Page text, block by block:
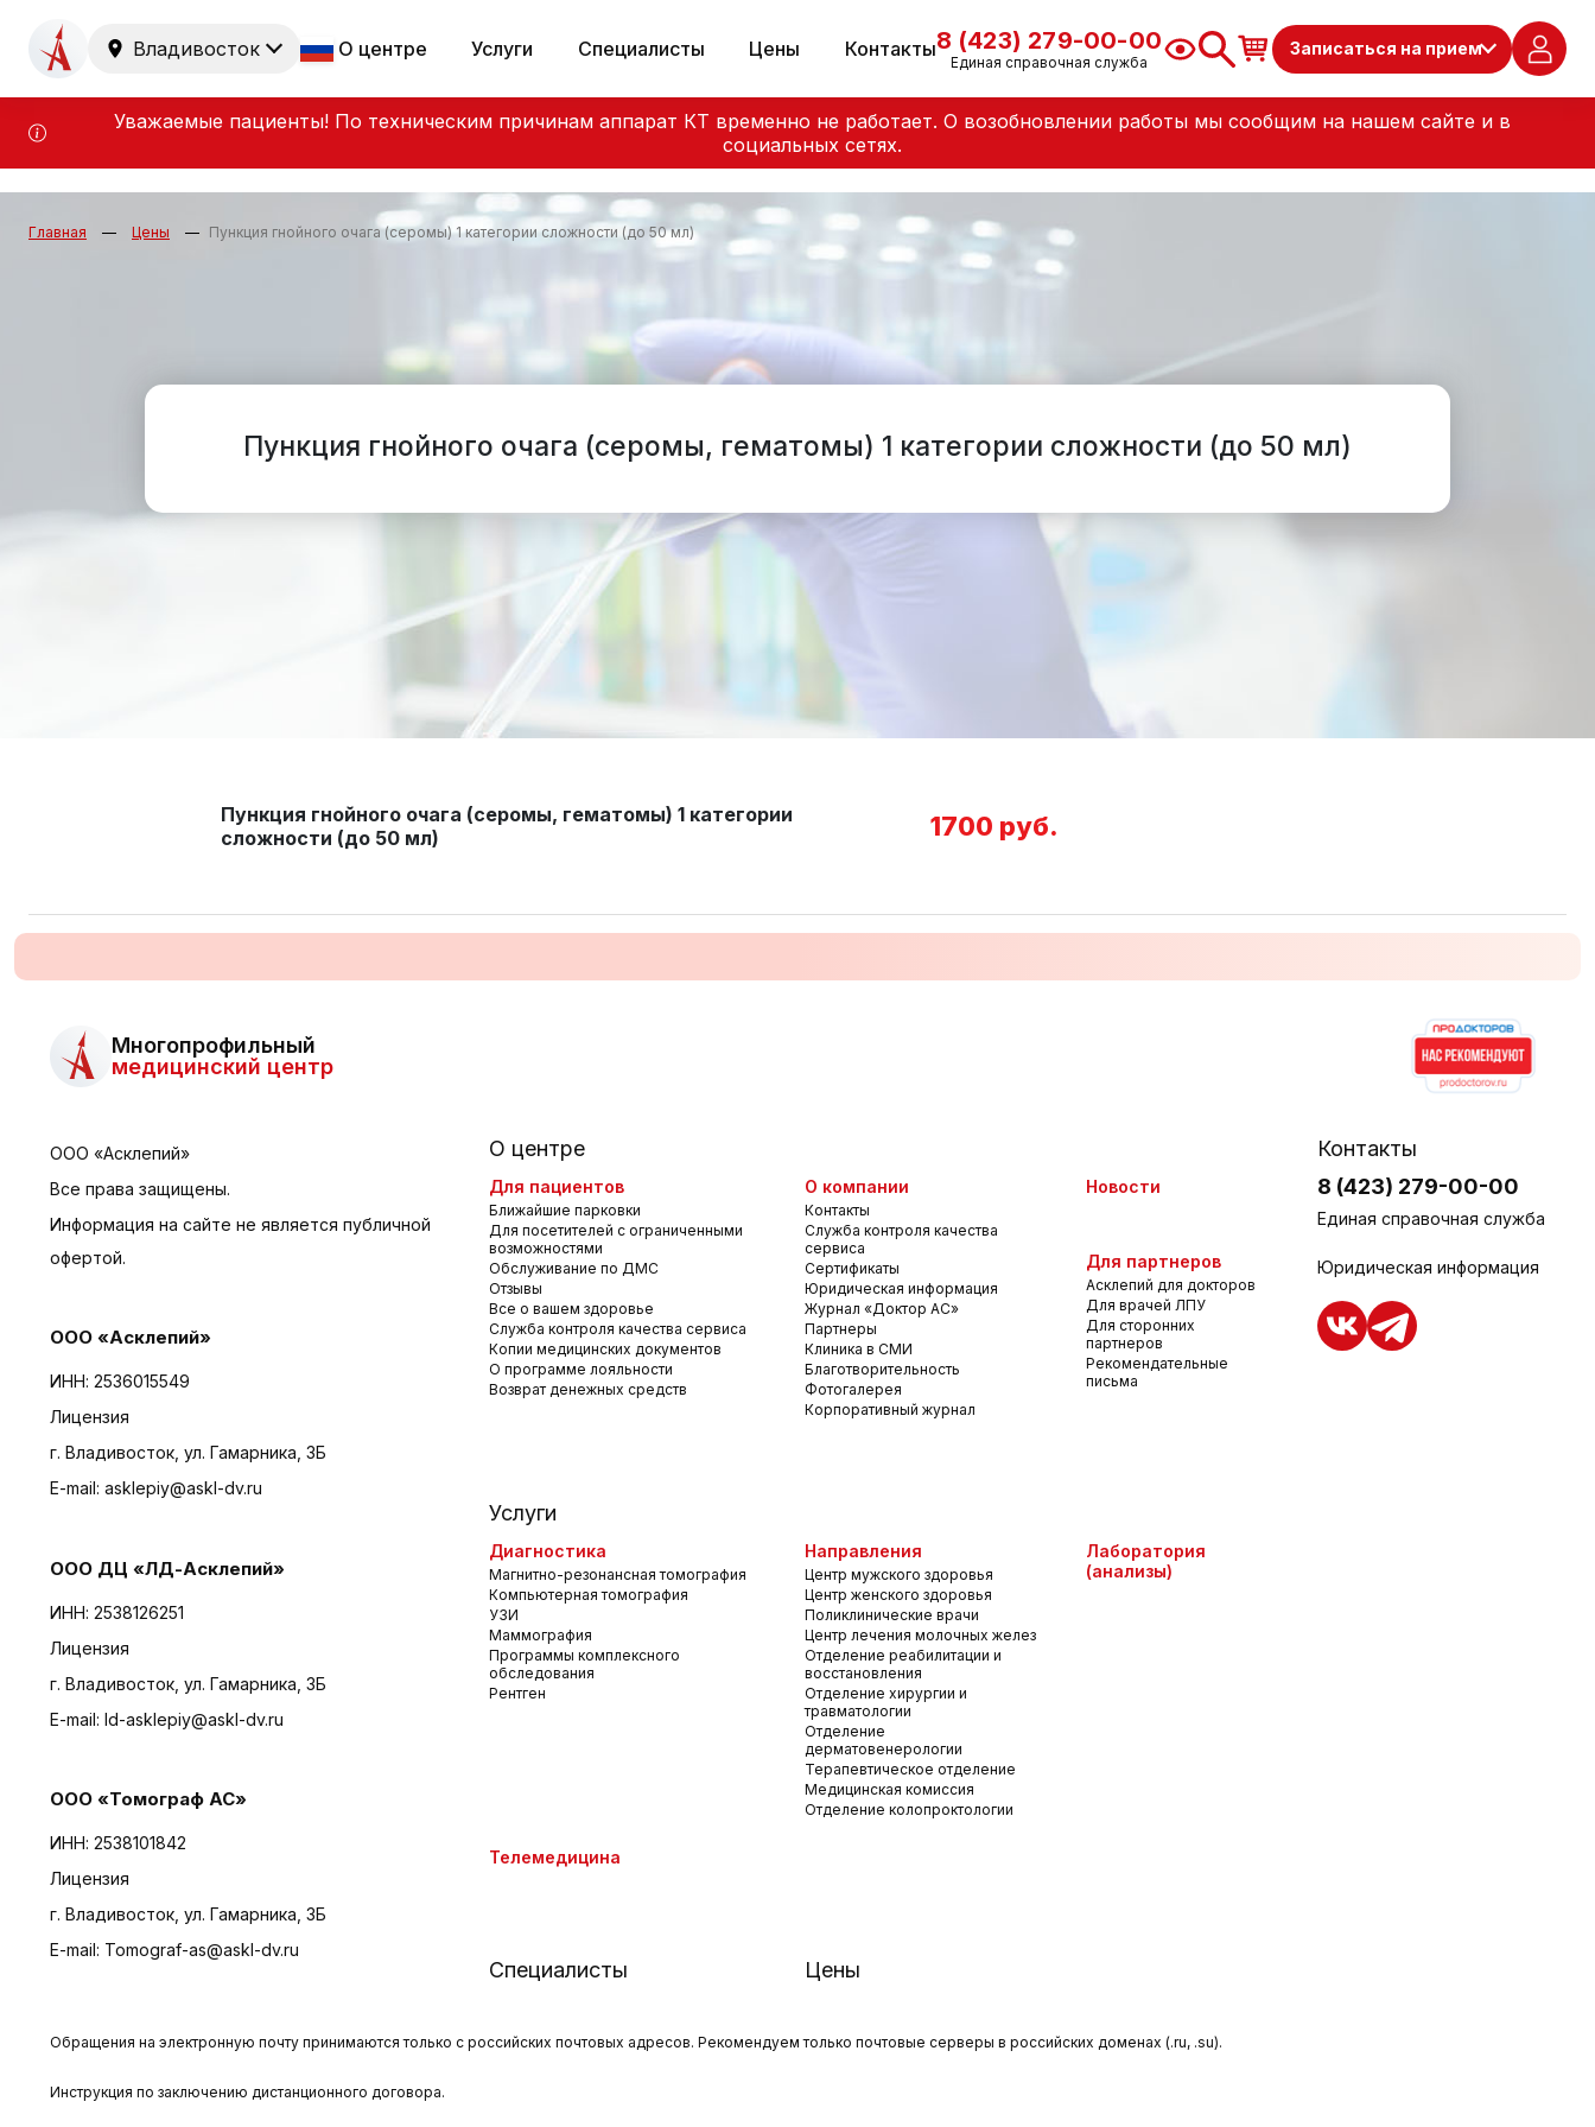
Уважаемые пациенты! По техническим причинам аппарат КТ временно не работает. О возобновлении работы мы сообщим на нашем сайте и в
социальных сетях.
Владивосток О центре Услуги Специалисты Цены Контакты8 (423) 279-00-00
Единая справочная служба
Записаться на прием
Главная Цены Пункция гнойного очага (серомы) 1 категории сложности (до 50 мл)
Пункция гнойного очага (серомы, гематомы) 1 категории сложности (до 50 мл)
Пункция гнойного очага (серомы, гематомы) 1 категории
сложности (до 50 мл)
1700 руб.
Многопрофильный
медицинский центр
ООО «Асклепий»
Все права защищены.
Информация на сайте не является публичной
офертой.
ООО «Асклепий»
ИНН: 2536015549
Лицензия
г. Владивосток, ул. Гамарника, 3Б
E-mail: asklepiy@askl-dv.ru
ООО ДЦ «ЛД-Асклепий»
ИНН: 2538126251
Лицензия
г. Владивосток, ул. Гамарника, 3Б
E-mail: ld-asklepiy@askl-dv.ru
ООО «Томограф АС»
ИНН: 2538101842
Лицензия
г. Владивосток, ул. Гамарника, 3Б
E-mail: Tomograf-as@askl-dv.ru
О центре
Для пациентов
Ближайшие парковки
Для посетителей с ограниченными
возможностями
Обслуживание по ДМС
Отзывы
Все о вашем здоровье
Служба контроля качества сервиса
Копии медицинских документов
О программе лояльности
Возврат денежных средств
О компании
Контакты
Служба контроля качества
сервиса
Сертификаты
Юридическая информация
Журнал «Доктор АС»
Партнеры
Клиника в СМИ
Благотворительность
Фотогалерея
Корпоративный журнал
Новости
Для партнеров
Асклепий для докторов
Для врачей ЛПУ
Для сторонних
партнеров
Рекомендательные
письма
Услуги
Диагностика
Магнитно-резонансная томография
Компьютерная томография
УЗИ
Маммография
Программы комплексного
обследования
Рентген
Направления
Центр мужского здоровья
Центр женского здоровья
Поликлинические врачи
Центр лечения молочных желез
Отделение реабилитации и
восстановления
Отделение хирургии и
травматологии
Отделение
дерматовенерологии
Терапевтическое отделение
Медицинская комиссия
Отделение колопроктологии
Лаборатория
(анализы)
Телемедицина
Специалисты Цены
Контакты
8 (423) 279-00-00
Единая справочная служба
Юридическая информация
Обращения на электронную почту принимаются только с российских почтовых адресов. Рекомендуем только почтовые серверы в российских доменах (.ru, .su).
Инструкция по заключению дистанционного договора.